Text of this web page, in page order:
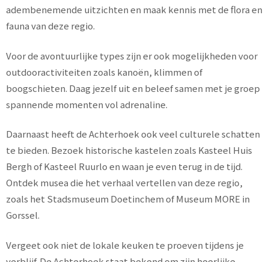
adembenemende uitzichten en maak kennis met de flora en
fauna van deze regio.
Voor de avontuurlijke types zijn er ook mogelijkheden voor
outdooractiviteiten zoals kanoën, klimmen of
boogschieten. Daag jezelf uit en beleef samen met je groep
spannende momenten vol adrenaline.
Daarnaast heeft de Achterhoek ook veel culturele schatten
te bieden. Bezoek historische kastelen zoals Kasteel Huis
Bergh of Kasteel Ruurlo en waan je even terug in de tijd.
Ontdek musea die het verhaal vertellen van deze regio,
zoals het Stadsmuseum Doetinchem of Museum MORE in
Gorssel.
Vergeet ook niet de lokale keuken te proeven tijdens je